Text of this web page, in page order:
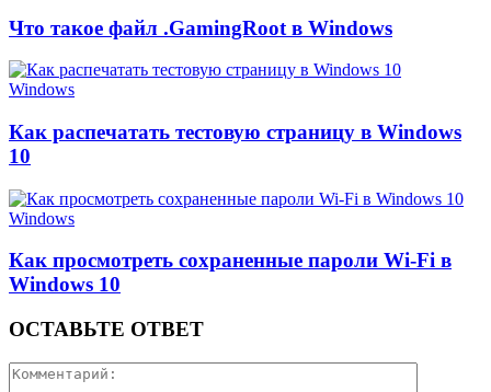
Что такое файл .GamingRoot в Windows
Windows
Как распечатать тестовую страницу в Windows
10
Windows
Как просмотреть сохраненные пароли Wi-Fi в
Windows 10
ОСТАВЬТЕ ОТВЕТ